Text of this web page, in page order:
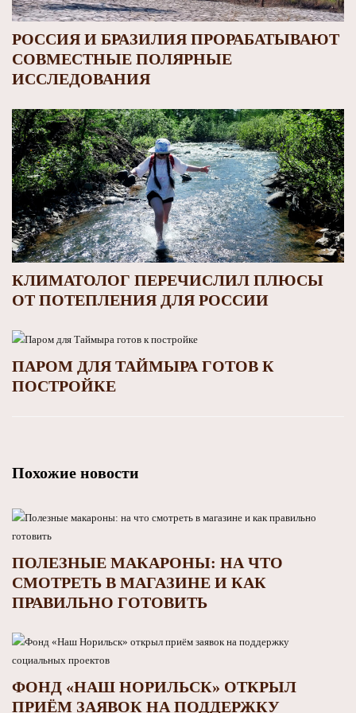
РОССИЯ И БРАЗИЛИЯ ПРОРАБАТЫВАЮТ
СОВМЕСТНЫЕ ПОЛЯРНЫЕ
ИССЛЕДОВАНИЯ
КЛИМАТОЛОГ ПЕРЕЧИСЛИЛ ПЛЮСЫ
ОТ ПОТЕПЛЕНИЯ ДЛЯ РОССИИ
ПАРОМ ДЛЯ ТАЙМЫРА ГОТОВ К
ПОСТРОЙКЕ
Похожие новости
ПОЛЕЗНЫЕ МАКАРОНЫ: НА ЧТО
СМОТРЕТЬ В МАГАЗИНЕ И КАК
ПРАВИЛЬНО ГОТОВИТЬ
ФОНД «НАШ НОРИЛЬСК» ОТКРЫЛ
ПРИЁМ ЗАЯВОК НА ПОДДЕРЖКУ